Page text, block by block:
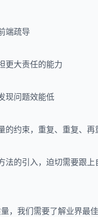
端疏导
更大责任的能力
现问题效能低
的约束，重复、重复、再
法的引入，迫切需要跟上
，我们需要了解业界最